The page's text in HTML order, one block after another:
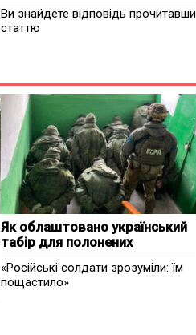
Ви знайдете відповідь прочитавши
статтю
Як облаштовано український
табір для полонених
«Російські солдати зрозуміли: їм
пощастило»